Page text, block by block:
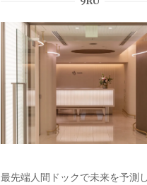
最先端人間ドックで未来を予測